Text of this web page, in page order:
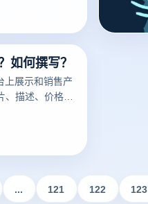
。
如何撰写？
上展示和销售产
、描述、价格、
量。以下云登
括什么？如何
... 121 122 123